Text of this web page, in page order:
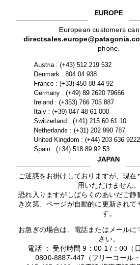
EUROPE
European customers
phone.
Austria : (+43) 512 219 532
Denmark : 804 04 938
France : (+33) 450 88 44 92
Germany : (+49) 89 2620 79666
Ireland : (+353) 766 705 887
Italy : (+39) 047 48 61 000
Switzerland : (+41) 215 60 61 10
Netherlands : (+31) 202 990 787
United Kingdom : (+44) 203 636 9222
Spain : (+34) 518 89 92 53
JAPAN
ご迷惑をお掛けしておりますが、現在
用いただけません。
恐れ入りますがしばらくのあいだご静
き次第、ページが自動的に更新されて
す。
お急ぎの場合は、電話またはメールに
さい。
電話 ： 受付時間 9：00-17：00（
0800-8887-447（フリーコール・